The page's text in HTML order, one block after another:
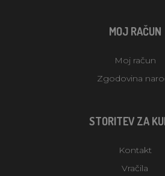
MOJ RAČUN
Moj račun
Zgodovina
STORITEV ZA
Kontakt
Vračila